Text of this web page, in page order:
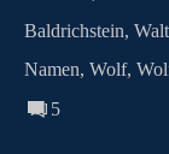
Baldrichstein,
Namen, Wolf,
5